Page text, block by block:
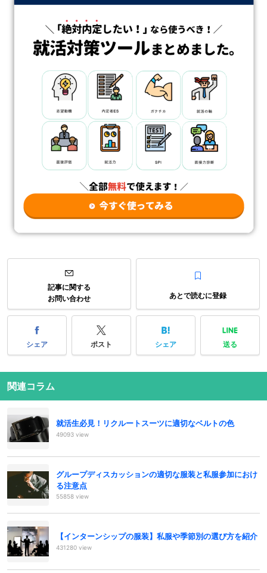
記事に関する
お問い合わせ
あとで読むに登録
シェア ポスト シェア 送る
関連コラム
就活生必見！リクルートスーツに適切なベルトの色
49093 view
グループディスカッションの適切な服装と私服参加におけ
る注意点
55858 view
【インターンシップの服装】私服や季節別の選び方を紹介
431280 view